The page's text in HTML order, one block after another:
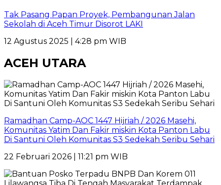
Tak Pasang Papan Proyek, Pembangunan Jalan
Sekolah di Aceh Timur Disorot LAKI
12 Agustus 2025 | 4:28 pm WIB
ACEH UTARA
Ramadhan Camp-AOC 1447 Hijriah / 2026 Masehi,
Komunitas Yatim Dan Fakir miskin Kota Panton Labu
Di Santuni Oleh Komunitas S3 Sedekah Seribu Sehari
22 Februari 2026 | 11:21 pm WIB